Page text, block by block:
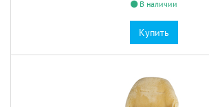
В наличии
Купить